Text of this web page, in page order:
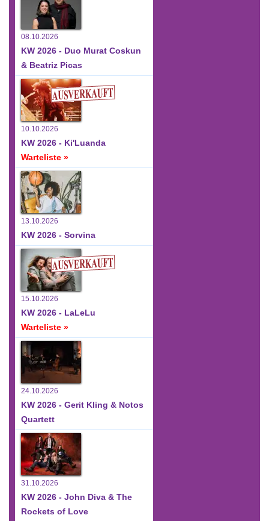
08.10.2026
KW 2026 - Duo Murat Coskun
& Beatriz Picas
10.10.2026
KW 2026 - Ki'Luanda
Warteliste »
13.10.2026
KW 2026 - Sorvina
15.10.2026
KW 2026 - LaLeLu
Warteliste »
24.10.2026
KW 2026 - Gerit Kling & Notos
Quartett
31.10.2026
KW 2026 - John Diva & The
Rockets of Love